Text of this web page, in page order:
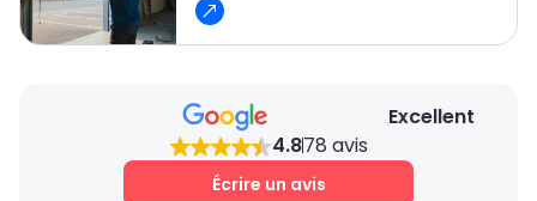
Excellent
4.878 avis
Écrire un avis